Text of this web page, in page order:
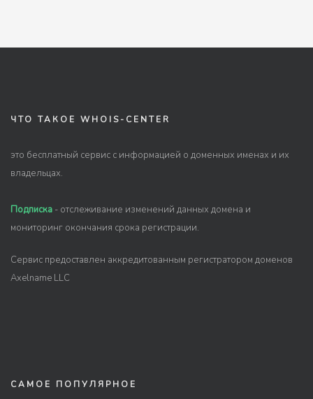
ЧТО ТАКОЕ WHOIS-CENTER
это бесплатный сервис с информацией о доменных именах и их
владельцах.
Подписка - отслеживание изменений данных домена и
мониторинг окончания срока регистрации.
Сервис предоставлен аккредитованным регистратором доменов
Axelname LLC
САМОЕ ПОПУЛЯРНОЕ